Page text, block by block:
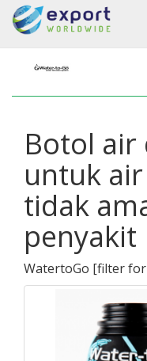
Botol
untuk
tidak
penyakit
WatertoGo [filter